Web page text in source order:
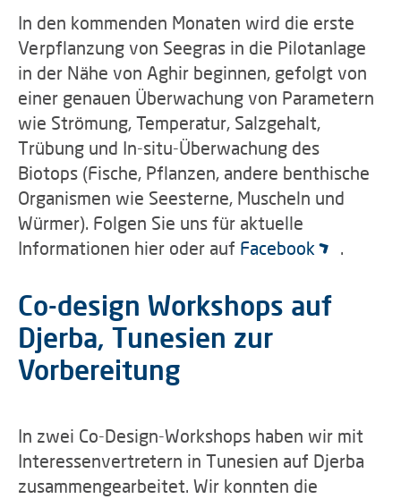
In den kommenden Monaten wird die erste
Verpflanzung von Seegras in die Pilotanlage
in der Nähe von Aghir beginnen, gefolgt von
einer genauen Überwachung von Parametern
wie Strömung, Temperatur, Salzgehalt,
Trübung und In-situ-Überwachung des
Biotops (Fische, Pflanzen, andere benthische
Organismen wie Seesterne, Muscheln und
Würmer). Folgen Sie uns für aktuelle
Informationen hier oder auf Facebook .
Co-design Workshops auf
Djerba, Tunesien zur
Vorbereitung
In zwei Co-Design-Workshops haben wir mit
Interessenvertretern in Tunesien auf Djerba
zusammengearbeitet. Wir konnten die